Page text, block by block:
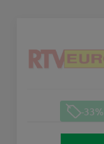
-33%